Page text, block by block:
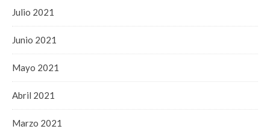
Julio 2021
Junio 2021
Mayo 2021
Abril 2021
Marzo 2021